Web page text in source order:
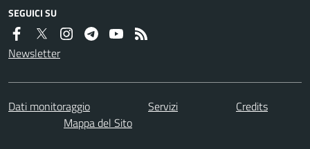
SEGUICI SU
Newsletter
Dati monitoraggio Servizi
Credits
Mappa del Sito